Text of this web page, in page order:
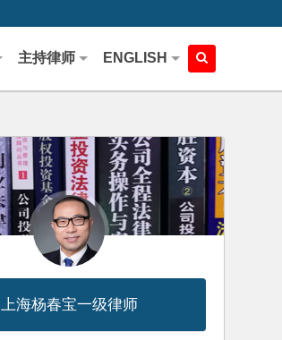
主持律师 ENGLISH
上海杨春宝一级律师